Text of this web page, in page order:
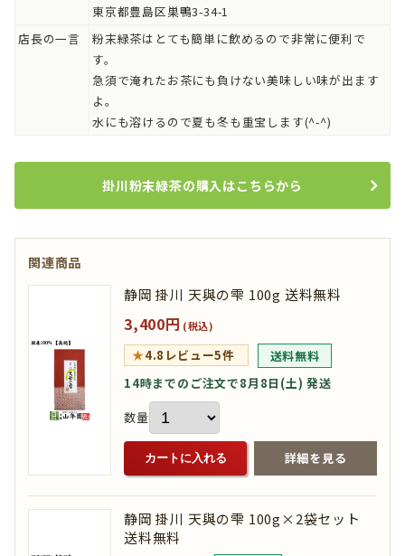
東京都豊島区巣鴨3-34-1
店長の一言
粉末緑茶はとても簡単に飲めるので非常に便利で
す。
急須で淹れたお茶にも負けない美味しい味が出ます
よ。
水にも溶けるので夏も冬も重宝します(^-^)
掛川粉末緑茶の購入はこちらから
関連商品
静岡 掛川 天與の雫 100g 送料無料
3,400円 (税込)
★4.8 レビュー5件
送料無料
14時までのご注文で8月8日(土) 発送
数量
カートに入れる 詳細を見る
静岡 掛川 天與の雫 100g×2袋セット
送料無料